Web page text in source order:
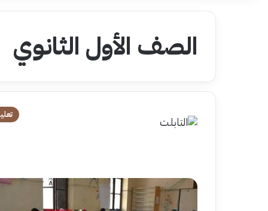
الصف الأول الثانوي